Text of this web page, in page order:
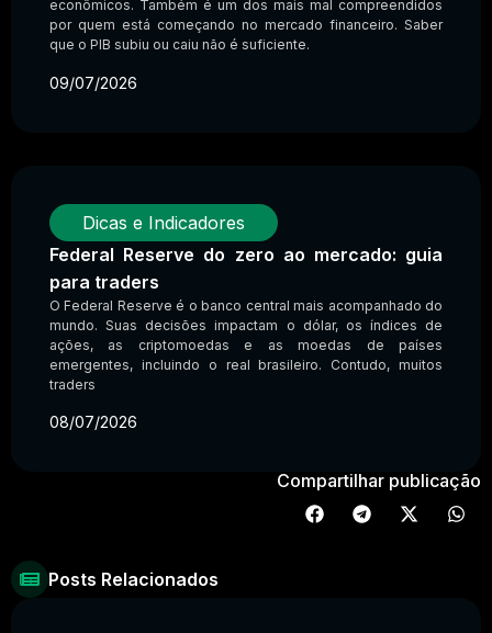
econômicos. Também é um dos mais mal compreendidos
por quem está começando no mercado financeiro. Saber
que o PIB subiu ou caiu não é suficiente.
09/07/2026
Dicas e Indicadores
Federal Reserve do zero ao mercado: guia
para traders
O Federal Reserve é o banco central mais acompanhado do
mundo. Suas decisões impactam o dólar, os índices de
ações, as criptomoedas e as moedas de países
emergentes, incluindo o real brasileiro. Contudo, muitos
traders
08/07/2026
Compartilhar publicação
Posts Relacionados